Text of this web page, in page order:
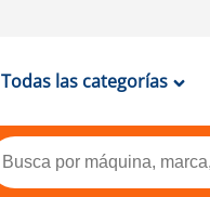
Todas las categorías